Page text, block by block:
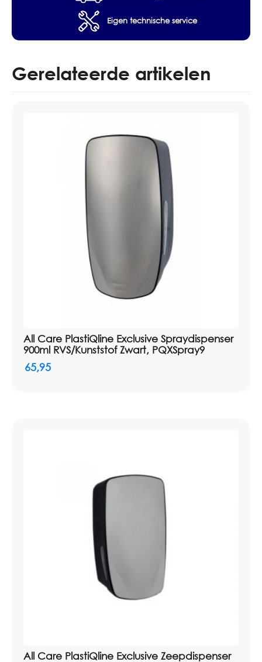
Eigen technische service
Gerelateerde artikelen
All Care PlastiQline Exclusive Spraydispenser
900ml RVS/Kunststof Zwart, PQXSpray9
65,95
All Care PlastiQline Exclusive Zeepdispenser